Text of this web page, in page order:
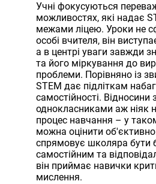
Учні фокусуються
можливостях, які надає
межами ліцею. Уроки не
особі вчителя, він
а в центрі уваги завжди
та його міркування до
проблеми. Порівняно із
STEM дає підліткам
самостійності. Відносини
однокласниками аж ніяк
процес навчання – у
можна оцінити
спрямовує школяра бути
самостійним та
він приймає навички
мислення.